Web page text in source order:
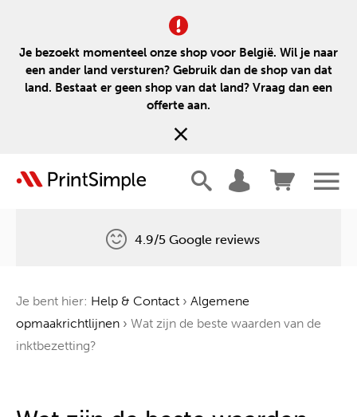
Je bezoekt momenteel onze shop voor België. Wil je naar
een ander land versturen? Gebruik dan de shop van dat
land. Bestaat er geen shop van dat land? Vraag dan een
offerte aan.
Één boom voor elke bestelling
4.9/5 Google reviews
Je bent hier: Help & Contact › Algemene
opmaakrichtlijnen › Wat zijn de beste waarden van de
inktbezetting?